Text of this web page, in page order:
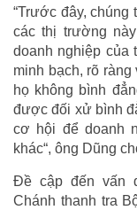
“Trước đây,
các thị trường
doanh nghiệp của
minh bạch, rõ ràng
họ không bình
được đối xử bình
cơ hội để doanh
khác“, ông Dũng
Đề cập đến vấn
Chánh thanh tra